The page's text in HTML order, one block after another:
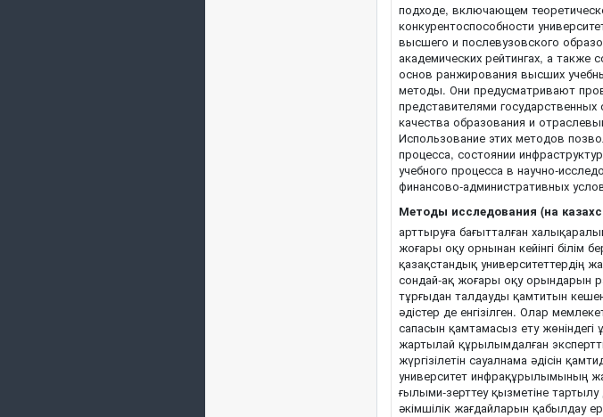
подходе, включающем
конкурентоспособности
высшего и послевузовского
академических рейтингах, а также
основ ранжирования высших
методы. Они предусматривают
представителями
качества образования и
Использование этих методов
процесса, состоянии
учебного процесса в научно-
финансово-административных
Методы исследования (на
арттыруға бағытталған
жоғары оқу орнынан кейінгі білім
қазақстандық университеттердің
сондай-ақ жоғары оқу орындарын
тұрғыдан талдауды қамтитын
әдістер де енгізілген. Олар
сапасын қамтамасыз ету жөніндегі
жартылай құрылымдалған
жүргізілетін сауалнама әдісін
университет инфрақұрылымының
ғылыми-зерттеу қызметіне
әкімшілік жағдайларын қабылдау